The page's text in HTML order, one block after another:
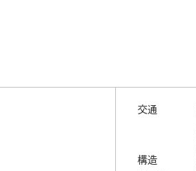
交通
構造